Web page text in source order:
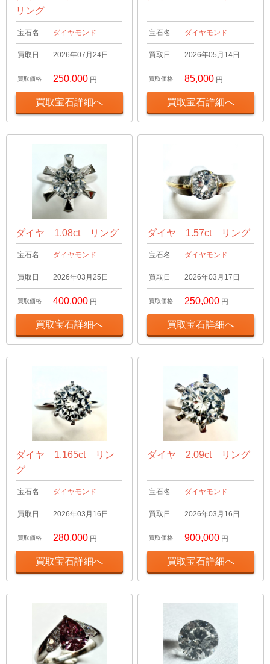
リング
宝石名 ダイヤモンド
買取日 2026年07月24日
買取価格 250,000 円
買取宝石詳細へ
宝石名 ダイヤモンド
買取日 2026年05月14日
買取価格 85,000 円
買取宝石詳細へ
ダイヤ 1.08ct リング
宝石名 ダイヤモンド
買取日 2026年03月25日
買取価格 400,000 円
買取宝石詳細へ
ダイヤ 1.57ct リング
宝石名 ダイヤモンド
買取日 2026年03月17日
買取価格 250,000 円
買取宝石詳細へ
ダイヤ 1.165ct リン
グ
宝石名 ダイヤモンド
買取日 2026年03月16日
買取価格 280,000 円
買取宝石詳細へ
ダイヤ 2.09ct リング
宝石名 ダイヤモンド
買取日 2026年03月16日
買取価格 900,000 円
買取宝石詳細へ